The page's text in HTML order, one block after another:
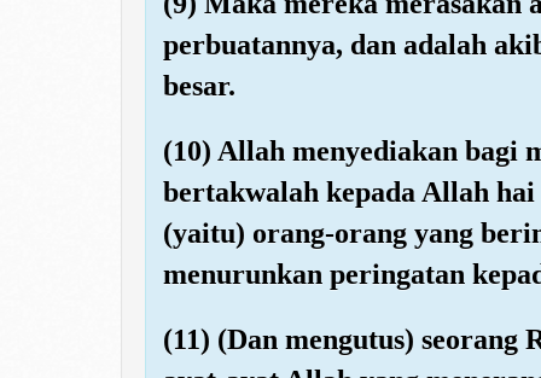
perbuatannya, dan adalah
besar.
(10) Allah menyediakan bagi
bertakwalah kepada Allah
(yaitu) orang-orang yang
menurunkan peringatan
(11) (Dan mengutus) seorang